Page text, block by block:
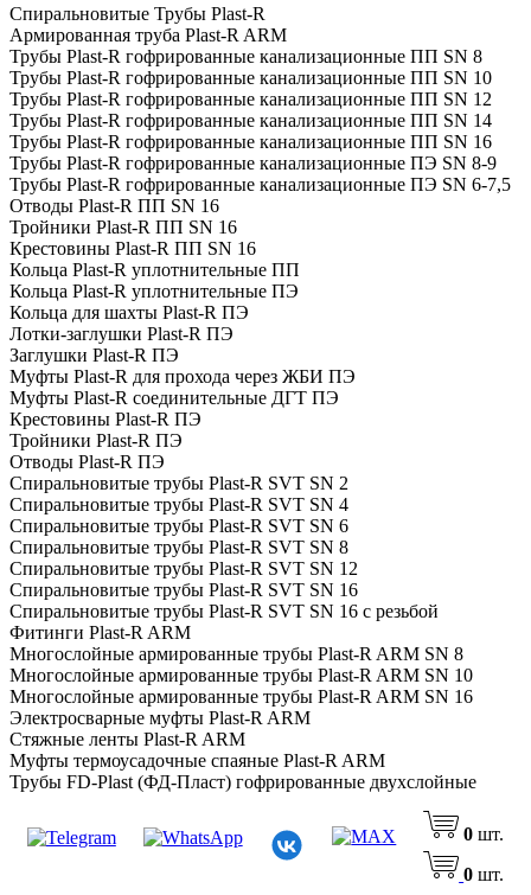
Спиральновитые Трубы Plast-R
Армированная труба Plast-R ARM
Трубы Plast-R гофрированные канализационные ПП SN 8
Трубы Plast-R гофрированные канализационные ПП SN 10
Трубы Plast-R гофрированные канализационные ПП SN 12
Трубы Plast-R гофрированные канализационные ПП SN 14
Трубы Plast-R гофрированные канализационные ПП SN 16
Трубы Plast-R гофрированные канализационные ПЭ SN 8-9
Трубы Plast-R гофрированные канализационные ПЭ SN 6-7,5
Отводы Plast-R ПП SN 16
Тройники Plast-R ПП SN 16
Крестовины Plast-R ПП SN 16
Кольца Plast-R уплотнительные ПП
Кольца Plast-R уплотнительные ПЭ
Кольца для шахты Plast-R ПЭ
Лотки-заглушки Plast-R ПЭ
Заглушки Plast-R ПЭ
Муфты Plast-R для прохода через ЖБИ ПЭ
Муфты Plast-R соединительные ДГТ ПЭ
Крестовины Plast-R ПЭ
Тройники Plast-R ПЭ
Отводы Plast-R ПЭ
Спиральновитые трубы Plast-R SVT SN 2
Спиральновитые трубы Plast-R SVT SN 4
Спиральновитые трубы Plast-R SVT SN 6
Спиральновитые трубы Plast-R SVT SN 8
Спиральновитые трубы Plast-R SVT SN 12
Спиральновитые трубы Plast-R SVT SN 16
Спиральновитые трубы Plast-R SVT SN 16 с резьбой
Фитинги Plast-R ARM
Многослойные армированные трубы Plast-R ARM SN 8
Многослойные армированные трубы Plast-R ARM SN 10
Многослойные армированные трубы Plast-R ARM SN 16
Электросварные муфты Plast-R ARM
Стяжные ленты Plast-R ARM
Муфты термоусадочные спаяные Plast-R ARM
Трубы FD-Plast (ФД-Пласт) гофрированные двухслойные
Трубы FD-Plast (ФД-Пласт) гофрированные двухслойные
полиэтиленовые (ПЭ)
0 шт.
0 шт.